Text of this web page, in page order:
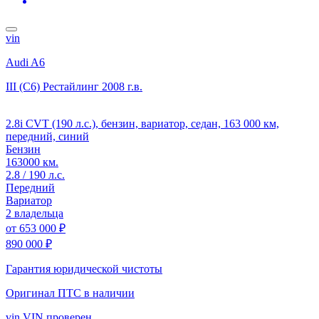
vin
Audi A6
III (C6) Рестайлинг 2008 г.в.
2.8i CVT (190 л.с.), бензин, вариатор, седан, 163 000 км,
передний, синий
Бензин
163000 км.
2.8 / 190 л.с.
Передний
Вариатор
2 владельца
от 653 000 ₽
890 000 ₽
Гарантия юридической чистоты
Оригинал ПТС в наличии